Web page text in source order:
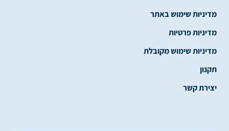
מדיניות שימוש באתר
מדיניות פרטיות
מדיניות שימוש מקובלת
תקנון
יצירת קשר